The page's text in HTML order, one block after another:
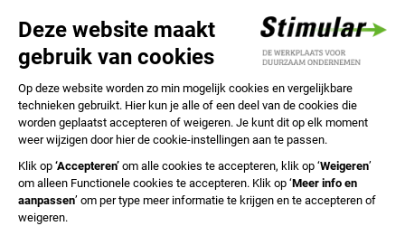
STIMULAR NIEUWSBRIEVEN
ABONNEER NU
Privacyverklaring Cookiebeleid Colofon Disclaimer